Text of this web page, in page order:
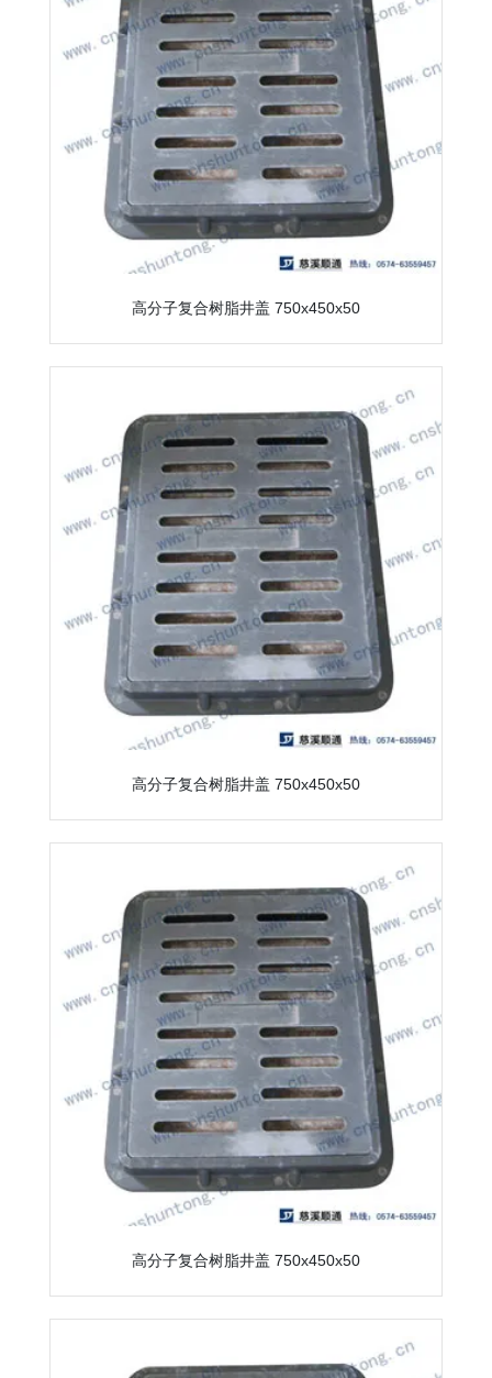
高分子复合树脂井盖 750x450x50
高分子复合树脂井盖 750x450x50
高分子复合树脂井盖 750x450x50